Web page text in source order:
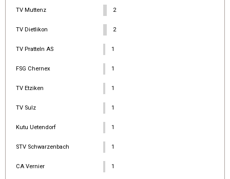
TV Muttenz 2
TV Dietlikon 2
TV Pratteln AS 1
FSG Chernex 1
TV Etziken 1
TV Sulz 1
Kutu Uetendorf 1
STV Schwarzenbach 1
CA Vernier 1